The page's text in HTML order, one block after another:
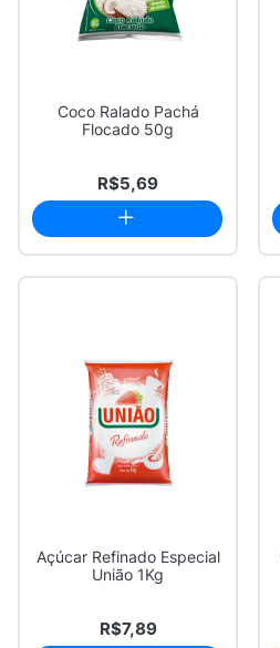
Coco Ralado Pachá
Flocado 50g
R$5,69
Açúcar Refinado Especial
União 1Kg
R$7,89